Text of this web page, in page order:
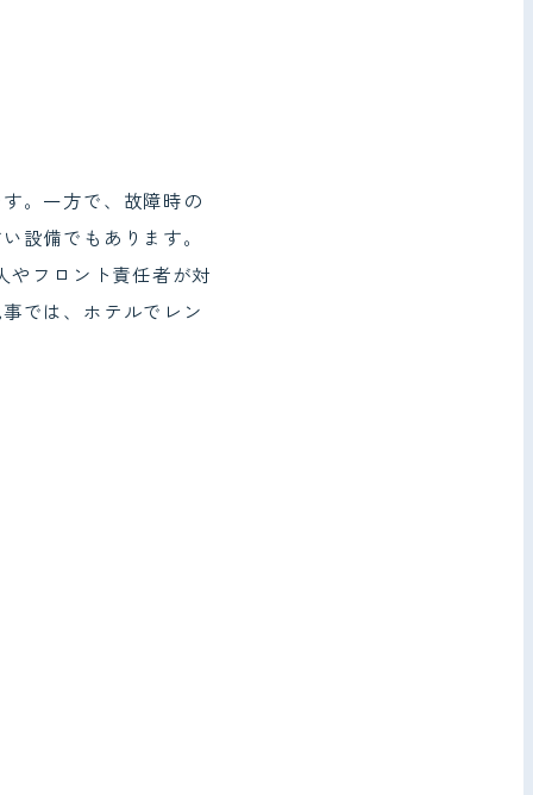
。一方で、故障時の
設備でもあります。
やフロント責任者が対
では、ホテルでレン